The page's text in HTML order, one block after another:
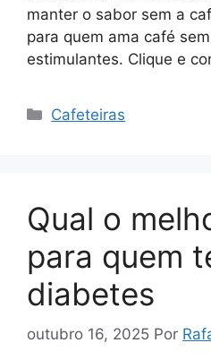
manter o sabor sem a
para quem ama café
estimulantes. Clique e
Categorias
Cafeteiras
Qual o
para quem
diabetes
outubro 16, 2025 Por